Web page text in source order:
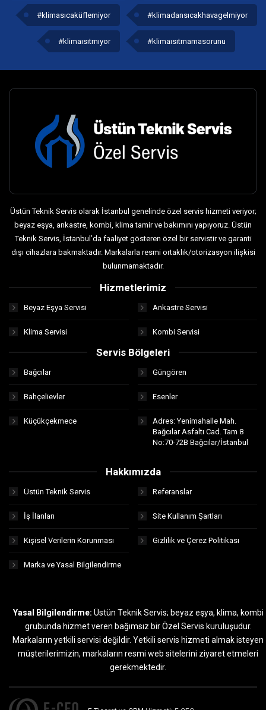
#klimasıcaküflemiyor #klimadansıcakhavagelmiyor
#klimaısıtmıyor #klimaısıtmamasorunu
Üstün Teknik Servis olarak İstanbul genelinde özel servis hizmeti veriyor;
beyaz eşya, ankastre, kombi, klima tamir ve bakımını yapıyoruz. Üstün
Teknik Servis, İstanbul’da faaliyet gösteren özel bir servistir ve garanti
dışı cihazlara bakmaktadır. Markalarla resmi ortaklık/otorizasyon ilişkisi
bulunmamaktadır.
Hizmetlerimiz
Beyaz Eşya Servisi Ankastre Servisi
Klima Servisi Kombi Servisi
Servis Bölgeleri
Bağcılar Güngören
Bahçelievler Esenler
Küçükçekmece
Adres: Yenimahalle Mah.
Bağcılar Asfaltı Cad. Tam 8
No:70-72B Bağcılar/İstanbul
Hakkımızda
Üstün Teknik Servis Referanslar
İş İlanları Site Kullanım Şartları
Kişisel Verilerin Korunması Gizlilik ve Çerez Politikası
Marka ve Yasal Bilgilendirme
Yasal Bilgilendirme: Üstün Teknik Servis; beyaz eşya, klima, kombi
grubunda hizmet veren bağımsız bir Özel Servis kuruluşudur.
Markaların yetkili servisi değildir. Yetkili servis hizmeti almak isteyen
müşterilerimizin, markaların resmi web sitelerini ziyaret etmeleri
gerekmektedir.